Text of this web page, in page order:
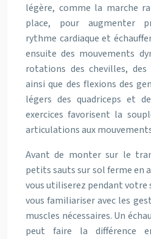
légère, comme la marche
place, pour augmenter
rythme cardiaque et
ensuite des mouvements
rotations des chevilles,
ainsi que des flexions des
légers des quadriceps et
exercices favorisent la
articulations aux
Avant de monter sur le
petits sauts sur sol ferme en
vous utiliserez pendant votre
vous familiariser avec les
muscles nécessaires. Un
peut faire la différence